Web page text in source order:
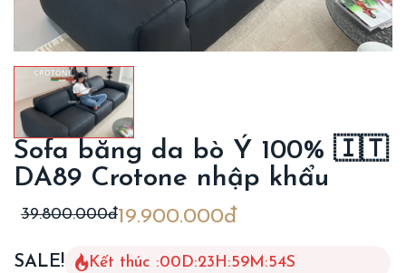
Sofa băng da bò Ý 100% 🇮🇹
DA89 Crotone nhập khẩu
39.800.000đ19.900.000đ
SALE! Kết thúc :00D:23H:59M:52S